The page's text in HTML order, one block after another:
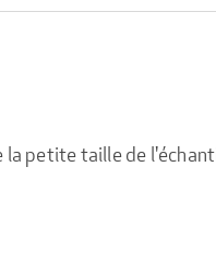
la petite taille de